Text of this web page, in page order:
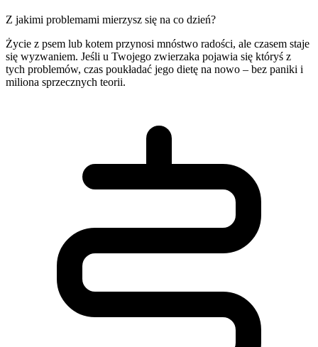
Z jakimi problemami mierzysz się na co dzień?
Życie z psem lub kotem przynosi mnóstwo radości, ale czasem staje
się wyzwaniem. Jeśli u Twojego zwierzaka pojawia się któryś z
tych problemów, czas poukładać jego dietę na nowo – bez paniki i
miliona sprzecznych teorii.